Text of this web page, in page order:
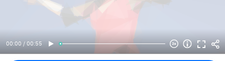
00:00 / 00:55